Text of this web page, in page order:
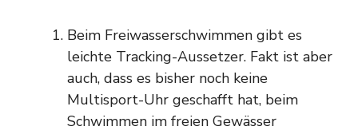
Beim Freiwasserschwimmen gibt es
leichte Tracking-Aussetzer. Fakt ist aber
auch, dass es bisher noch keine
Multisport-Uhr geschafft hat, beim
Schwimmen im freien Gewässer